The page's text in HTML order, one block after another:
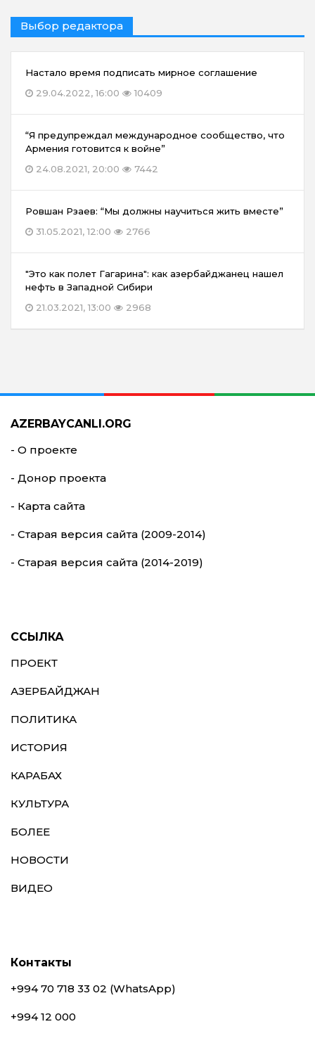
Выбор редактора
Настало время подписать мирное соглашение
29.04.2022, 16:00
10409
“Я предупреждал международное сообщество, что
Армения готовится к войне”
24.08.2021, 20:00
7442
Ровшан Рзаев: “Мы должны научиться жить вместе”
31.05.2021, 12:00
2766
"Это как полет Гагарина": как азербайджанец нашел
нефть в Западной Сибири
21.03.2021, 13:00
2968
AZERBAYCANLI.ORG
- О проекте
- Донор проекта
- Карта сайта
- Старая версия сайта (2009-2014)
- Старая версия сайта (2014-2019)
ССЫЛКА
ПРОЕКТ
АЗЕРБАЙДЖАН
ПОЛИТИКА
ИСТОРИЯ
КАРАБАХ
КУЛЬТУРА
БОЛЕЕ
НОВОСТИ
ВИДЕО
Контакты
+994 70 718 33 02 (WhatsApp)
+994 12 000